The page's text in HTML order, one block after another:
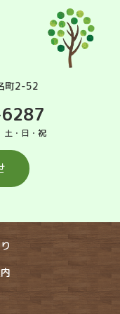
町2-52
土・日・祝